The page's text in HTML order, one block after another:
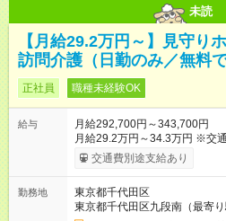
未読
【月給29.2万円～】見守り
訪問介護（日勤のみ／無料
正社員 職種未経験OK
給与
月給292,700円～343,700円
月給29.2万円～34.3万円 ※交
験・能力を考慮して決定します 【入社後のモデル月収（無資
格・未経験入社の場合）】
社1年～2年半］ ジュニア
マネージャー／月収40万円以上 ※経験・能力等を考慮。
交通費別途支給あり
勤務地
東京都千代田区
東京都千代田区九段南（最寄り